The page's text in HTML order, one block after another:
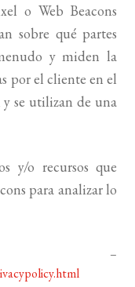
o Web Beacons
sobre qué partes
y miden la
por el cliente en el
y se utilizan de una
y/o recursos que
para analizar lo
–